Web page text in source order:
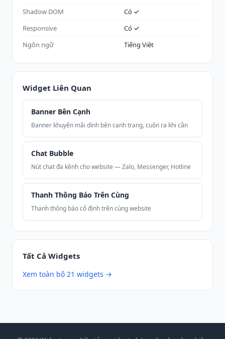
Shadow DOM
Có ✓
Responsive
Có ✓
Ngôn ngữ
Tiếng Việt
Widget Liên Quan
Banner Bên Cạnh
Banner khuyến mãi dính bên cạnh trang, cuộn ra khi cần
Chat Bubble
Nút chat đa kênh cho website — Zalo, Messenger, Hotline
Thanh Thông Báo Trên Cùng
Thanh thông báo cố định trên cùng website
Tất Cả Widgets
Xem toàn bộ 21 widgets →